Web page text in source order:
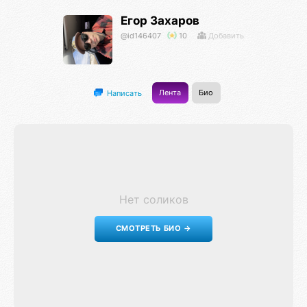
Егор Захаров
@id146407 10 Добавить
Написать Лента Био
Нет соликов
СМОТРЕТЬ БИО →